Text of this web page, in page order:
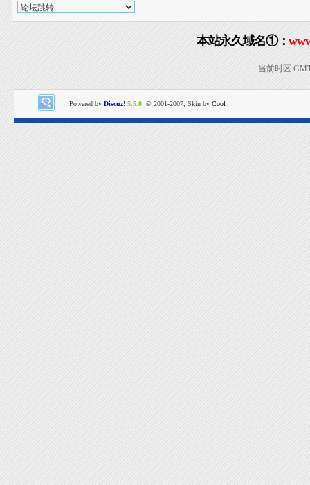
本站永久域名①：
当前时区
Powered by Discuz! 5.5.0 © 2001-2007, Skin by Cool